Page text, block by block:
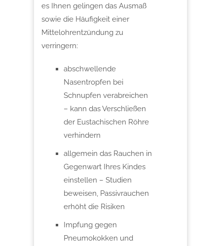
es Ihnen gelingen das Ausmaß
sowie die Häufigkeit einer
Mittelohrentzündung zu
verringern:
abschwellende
Nasentropfen bei
Schnupfen verabreichen
– kann das Verschließen
der Eustachischen Röhre
verhindern
allgemein das Rauchen in
Gegenwart Ihres Kindes
einstellen – Studien
beweisen, Passivrauchen
erhöht die Risiken
Impfung gegen
Pneumokokken und